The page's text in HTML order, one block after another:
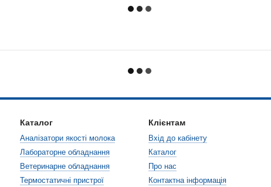
Каталог
Аналізатори якості молока
Лабораторне обладнання
Ветеринарне обладнання
Термостатичні пристрої
Клієнтам
Вхід до кабінету
Каталог
Про нас
Контактна інформація